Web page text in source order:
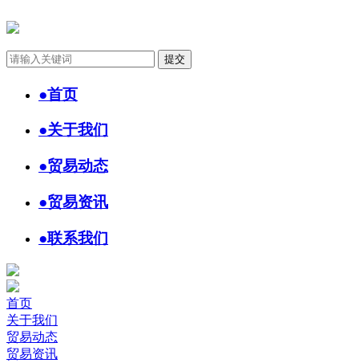
●首页
●关于我们
●贸易动态
●贸易资讯
●联系我们
首页
关于我们
贸易动态
贸易资讯